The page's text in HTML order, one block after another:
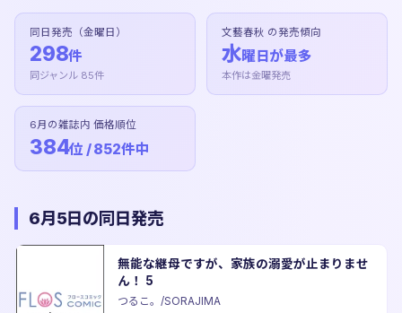
同日発売（金曜日）
298件
同ジャンル 85件
文藝春秋 の発売傾向
水曜日が最多
本作は金曜発売
6月の雑誌内 価格順位
384位 / 852件中
6月5日の同日発売
無能な継母ですが、家族の溺愛が止まりませ
ん！ 5
つるこ。/SORAJIMA